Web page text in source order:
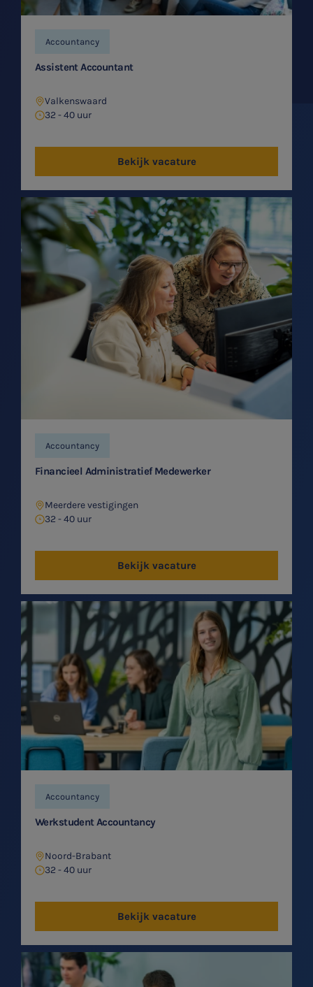
Accountancy
Assistent Accountant
Valkenswaard
32 - 40 uur
Bekijk vacature
Accountancy
Financieel Administratief Medewerker
Meerdere vestigingen
32 - 40 uur
Bekijk vacature
Accountancy
Werkstudent Accountancy
Noord-Brabant
32 - 40 uur
Bekijk vacature